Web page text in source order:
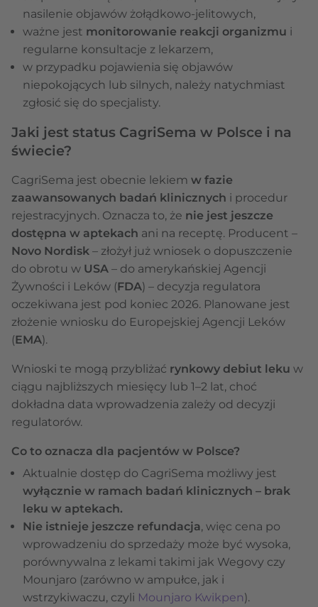
nasilenie objawów żołądkowo-jelitowych,
ważne jest monitorowanie reakcji organizmu i
regularne konsultacje z lekarzem,
w przypadku pojawienia się objawów
niepokojących lub silnych, należy natychmiast
zgłosić się do specjalisty.
Jaki jest status CagriSema w Polsce i na
świecie?
CagriSema jest obecnie lekiem w fazie
zaawansowanych badań klinicznych i procedur
rejestracyjnych. Oznacza to, że nie jest jeszcze
dostępna w aptekach ani na receptę. Producent –
Novo Nordisk – złożył już wniosek o dopuszczenie
do obrotu w USA – do amerykańskiej Agencji
Żywności i Leków (FDA) – decyzja regulatora
oczekiwana jest pod koniec 2026. Planowane jest
złożenie wniosku do Europejskiej Agencji Leków
(EMA).
Wnioski te mogą przybliżać rynkowy debiut leku w
ciągu najbliższych miesięcy lub 1–2 lat, choć
dokładna data wprowadzenia zależy od decyzji
regulatorów.
Co to oznacza dla pacjentów w Polsce?
Aktualnie dostęp do CagriSema możliwy jest
wyłącznie w ramach badań klinicznych – brak
leku w aptekach.
Nie istnieje jeszcze refundacja, więc cena po
wprowadzeniu do sprzedaży może być wysoka,
porównywalna z lekami takimi jak Wegovy czy
Mounjaro (zarówno w ampułce, jak i
wstrzykiwaczu, czyli Mounjaro Kwikpen).